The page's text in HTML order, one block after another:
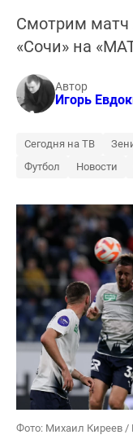
Смотрим матч
«Сочи» на
Автор
Игорь
Сегодня на ТВ
Футбол
Новости
Фото: Михаил Киреев /